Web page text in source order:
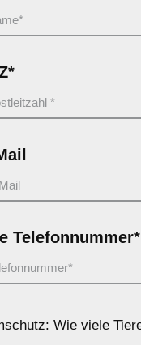
Telefonnummer*
Wie viele